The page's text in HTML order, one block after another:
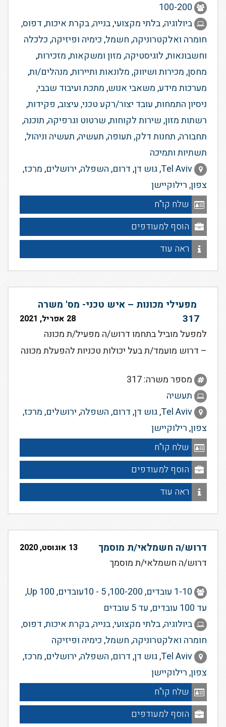
100-200
ביולוגיה,בלתי מקצועי,בנייה,בקרת איכות,דפוס,
חומרה ואלקטרוניקה,חשמל,כימיה ופיזיקה,כלכלה
וחשבונאות,לוגיסטיקה,מזון ומשקאות,מזכירות,
מחסן,מכירות ושיווק,מלונאות ותיירות,מנהלים/ות,
מערכות מידע,משאבי אנוש,מתכת ועיבוד שבבי,
ניסיון התמחות,עובד יצור/רקע טכני,עיצוב, פקידות,
רשתות מזון,שירות לקוחות,שרטוט וגרפיקה,תוכנה,
תחבורה,תחנות דלק,תעופה,תעשיה,תעשיה וניהול,
תשתיות ותמיכה
Tel Aviv
,גוש דן,דרום,השפלה,ירושלים,מרכז,
צפון,רילוקיישן
שלח קו"ח
הוסף למעודפים
ראה עוד
מפעילי מכונות – איש טכני- מס' משרה
28 אפריל, 2021
למפעל מוביל בתחמו דרוש/ה מפעיל/ת מכונה
– דרוש מועמד/ת בעל יכולות טכניות להפעלת מכונה
מספר משרה: 317
תעשיה
Tel Aviv
,גוש דן,דרום,השפלה,ירושלים,מרכז,
צפון,רילוקיישן
שלח קו"ח
הוסף למעודפים
ראה עוד
דרוש/ה חשמלאי/ת מוסמך 13 אוגוסט, 2020
דרוש/ה חשמלאי/ת מוסמך
1-10 עובדים ,
100-200
,5 - 10עובדים ,
Up 100
,
עד 100 עובדים
,עד 5 עובדים
ביולוגיה,בלתי מקצועי,בנייה,בקרת איכות,דפוס,
חומרה ואלקטרוניקה,חשמל,כימיה ופיזיקה
Tel Aviv
,גוש דן,דרום,השפלה,ירושלים,מרכז,
צפון,רילוקיישן
שלח קו"ח
הוסף למעודפים